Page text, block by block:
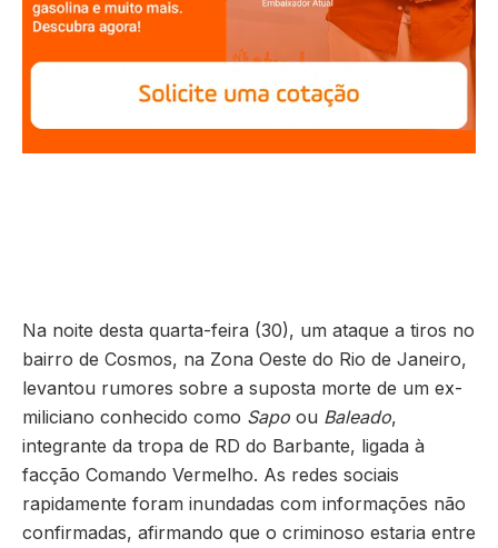
Na noite desta quarta-feira (30), um ataque a tiros no
bairro de Cosmos, na Zona Oeste do Rio de Janeiro,
levantou rumores sobre a suposta morte de um ex-
miliciano conhecido como Sapo ou Baleado,
integrante da tropa de RD do Barbante, ligada à
facção Comando Vermelho. As redes sociais
rapidamente foram inundadas com informações não
confirmadas, afirmando que o criminoso estaria entre